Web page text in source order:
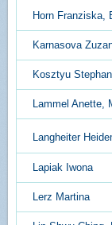
Horn Franziska,
Karnasova
Kosztyu Stephan
Lammel Anette,
Langheiter
Lapiak Iwona
Lerz Martina